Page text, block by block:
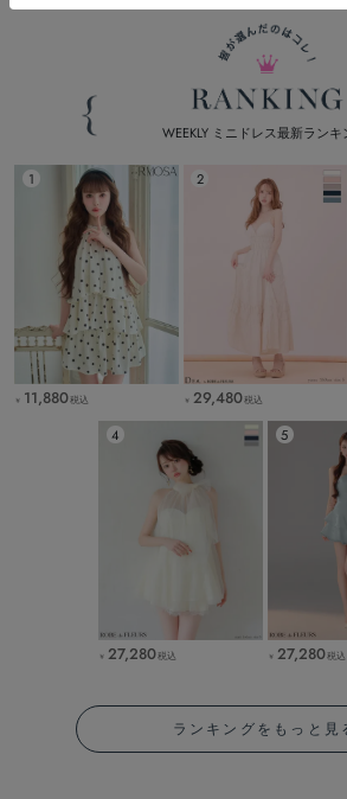
WEEKLY ミニドレス最新ランキ
￥ 11,880税込 ￥ 29,480税込
￥ 27,280税込 ￥ 27,280税込
ランキングをもっと見